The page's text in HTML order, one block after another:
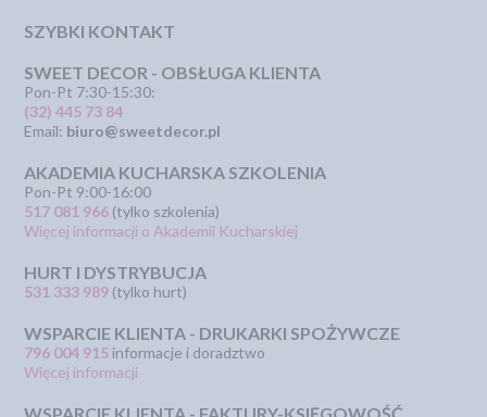
SZYBKI KONTAKT
SWEET DECOR - OBSŁUGA KLIENTA
Pon-Pt 7:30-15:30:
(32) 445 73 84
Email: biuro@sweetdecor.pl
AKADEMIA KUCHARSKA SZKOLENIA
Pon-Pt 9:00-16:00
517 081 966 (tylko szkolenia)
Więcej informacji o Akademii Kucharskiej
HURT I DYSTRYBUCJA
531 333 989 (tylko hurt)
WSPARCIE KLIENTA - DRUKARKI SPOŻYWCZE
796 004 915 informacje i doradztwo
Więcej informacji